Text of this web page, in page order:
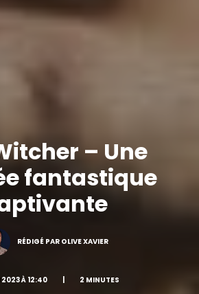
– Une
fantastique
RÉDIGÉ PAR OLIVE XAVIER
À 12:40 2 MINUTES